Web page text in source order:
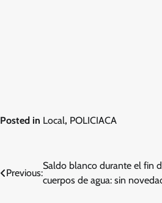
Posted in Local, POLICIACA
Navegación
Previous:
Saldo blanco durante el fin
cuerpos de agua: sin